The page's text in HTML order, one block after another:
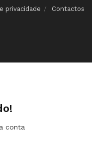
privacidade Contactos
conta